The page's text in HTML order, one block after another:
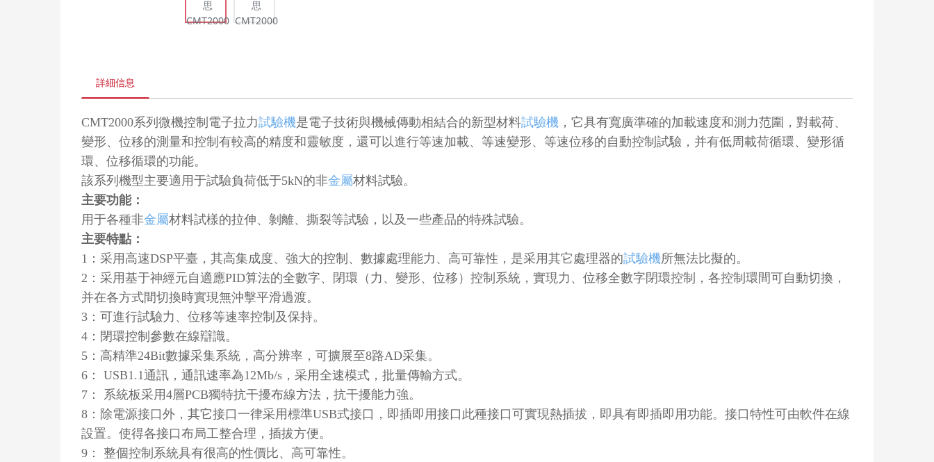
詳細信息
CMT2000系列微機控制電子拉力試驗機是電子技術與機械傳動相結合的新型材料試驗機 ，它具有寬廣準確的加載速度和測力范圍，對載荷、
變形、位移的測量和控制有較高的精度和靈敏度，還可以進行等速加載、等速變形、等速位移的自動控制試驗，并有低周載荷循環、變形循
環、位移循環的功能。
該系列機型主要適用于試驗負荷低于5kN的非金屬材料試驗。
主要功能：
用于各種非金屬材料試樣的拉伸、剝離、撕裂等試驗，以及一些產品的特殊試驗。
主要特點：
1：采用高速DSP平臺，其高集成度、強大的控制、數據處理能力、高可靠性，是采用其它處理器的試驗機所無法比擬的。
2：采用基于神經元自適應PID算法的全數字、閉環（力、變形、位移）控制系統，實現力、位移全數字閉環控制，各控制環間可自動切換，
并在各方式間切換時實現無沖擊平滑過渡。
3：可進行試驗力、位移等速率控制及保持。
4：閉環控制參數在線辯識。
5：高精準24Bit數據采集系統，高分辨率，可擴展至8路AD采集。
6： USB1.1通訊，通訊速率為12Mb/s，采用全速模式，批量傳輸方式。
7： 系統板采用4層PCB獨特抗干擾布線方法，抗干擾能力強。
8：除電源接口外，其它接口一律采用標準USB式接口，即插即用接口此種接口可實現熱插拔，即具有即插即用功能。接口特性可由軟件在線
設置。使得各接口布局工整合理，插拔方便。
9： 整個控制系統具有很高的性價比、高可靠性。